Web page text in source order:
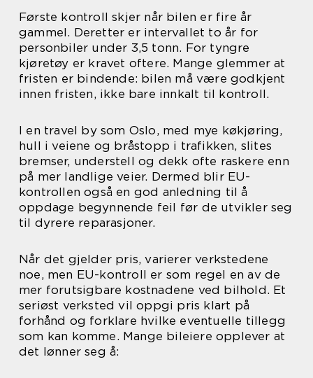
Første kontroll skjer når bilen er fire år
gammel. Deretter er intervallet to år for
personbiler under 3,5 tonn. For tyngre
kjøretøy er kravet oftere. Mange glemmer at
fristen er bindende: bilen må være godkjent
innen fristen, ikke bare innkalt til kontroll.
I en travel by som Oslo, med mye køkjøring,
hull i veiene og bråstopp i trafikken, slites
bremser, understell og dekk ofte raskere enn
på mer landlige veier. Dermed blir EU-
kontrollen også en god anledning til å
oppdage begynnende feil før de utvikler seg
til dyrere reparasjoner.
Når det gjelder pris, varierer verkstedene
noe, men EU-kontroll er som regel en av de
mer forutsigbare kostnadene ved bilhold. Et
seriøst verksted vil oppgi pris klart på
forhånd og forklare hvilke eventuelle tillegg
som kan komme. Mange bileiere opplever at
det lønner seg å: